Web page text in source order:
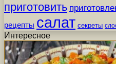
приготовить
рецепты салат секреты
Интересное